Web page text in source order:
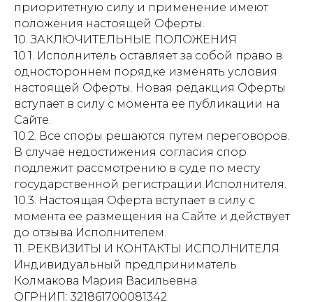
приоритетную силу и применение имеют
положения настоящей Оферты.
10. ЗАКЛЮЧИТЕЛЬНЫЕ ПОЛОЖЕНИЯ
10.1. Исполнитель оставляет за собой право в
одностороннем порядке изменять условия
настоящей Оферты. Новая редакция Оферты
вступает в силу с момента ее публикации на
Сайте.
10.2. Все споры решаются путем переговоров.
В случае недостижения согласия спор
подлежит рассмотрению в суде по месту
государственной регистрации Исполнителя.
10.3. Настоящая Оферта вступает в силу с
момента ее размещения на Сайте и действует
до отзыва Исполнителем.
11. РЕКВИЗИТЫ И КОНТАКТЫ ИСПОЛНИТЕЛЯ
Индивидуальный предприниматель
Колмакова Мария Васильевна
ОГРНИП: 321861700081342